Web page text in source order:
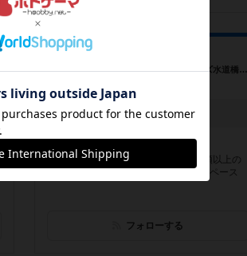
プレイスペース
アソビバとマナビバ
東京都千代田区神田三崎町2-16-5 ウィズ水道橋ビル3F
お知らせはありません
水道橋駅徒歩2分の好立地、約300種類以上の
ボードゲームが揃った超充実フリースペース
フォローする